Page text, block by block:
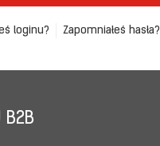
loginu? Zapomniałeś hasła?
B2B